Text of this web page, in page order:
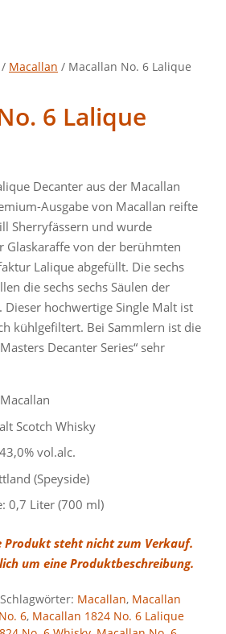
/ Macallan / Macallan No. 6 Lalique
6 Lalique
Decanter aus der Macallan
Ausgabe von Macallan reifte
Sherryfässern und wurde
Glaskaraffe von der berühmten
Lalique abgefüllt. Die sechs
die sechs sechs Säulen der
Dieser hochwertige Single Malt ist
kühlgefiltert. Bei Sammlern ist die
Decanter Series“ sehr
Scotch Whisky
vol.alc.
(Speyside)
0,7 Liter (700 ml)
Produkt steht nicht zum Verkauf.
um eine Produktbeschreibung.
Schlagwörter: Macallan, Macallan
6, Macallan 1824 No. 6 Lalique